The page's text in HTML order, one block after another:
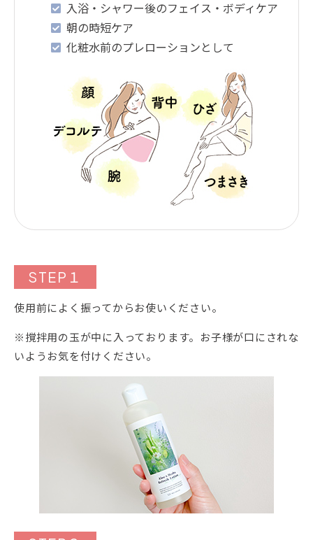
入浴・シャワー後のフェイス・ボディケア
朝の時短ケア
化粧水前のプレローションとして
STEP１
使用前によく振ってからお使いください。
※撹拌用の玉が中に入っております。お子様が口にされな
いようお気を付けください。